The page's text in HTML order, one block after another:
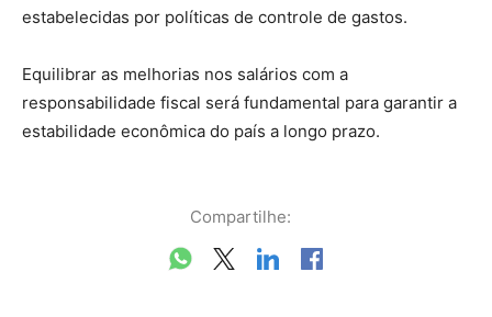
estabelecidas por políticas de controle de gastos.
Equilibrar as melhorias nos salários com a
responsabilidade fiscal será fundamental para garantir a
estabilidade econômica do país a longo prazo.
Compartilhe: